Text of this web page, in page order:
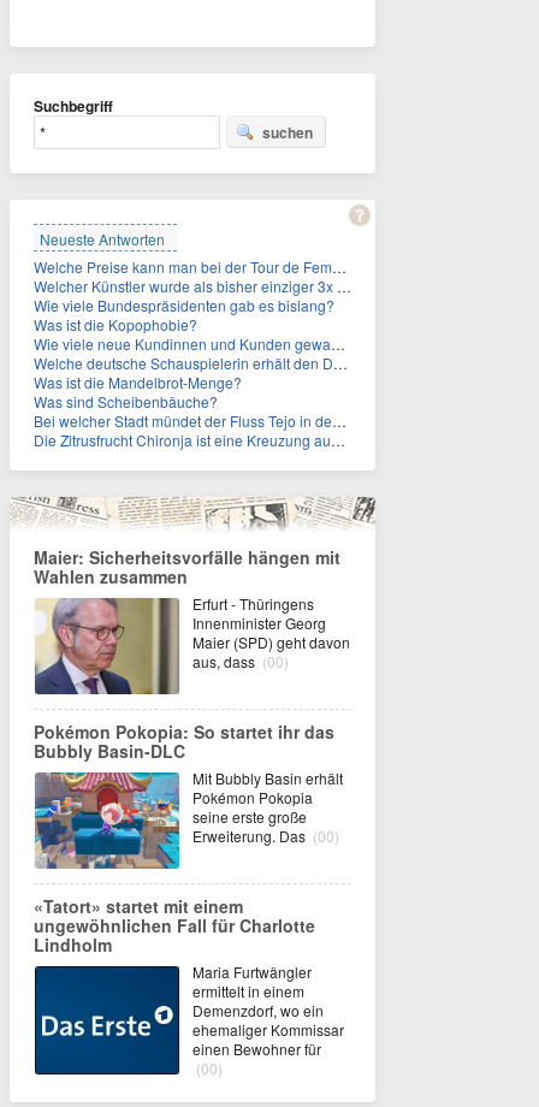
Suchbegriff
suchen
Neueste Antworten
Welche Preise kann man bei der Tour de Femmes 2026 gewinnen?
Welcher Künstler wurde als bisher einziger 3x in die Rock and Roll Hall of Fame aufgenommen?
Wie viele Bundespräsidenten gab es bislang?
Was ist die Kopophobie?
Wie viele neue Kundinnen und Kunden gewann MagentaTV allein durch die WM hinzu?
Welche deutsche Schauspielerin erhält den Deutschen Kulturpolitikpreis?
Was ist die Mandelbrot-Menge?
Was sind Scheibenbäuche?
Bei welcher Stadt mündet der Fluss Tejo in den Atlantik?
Die Zitrusfrucht Chironja ist eine Kreuzung aus welchen Früchten?
Maier: Sicherheitsvorfälle hängen mit
Wahlen zusammen
Erfurt - Thüringens
Innenminister Georg
Maier (SPD) geht davon
aus, dass (00)
Pokémon Pokopia: So startet ihr das
Bubbly Basin-DLC
Mit Bubbly Basin erhält
Pokémon Pokopia
seine erste große
Erweiterung. Das (00)
«Tatort» startet mit einem
ungewöhnlichen Fall für Charlotte
Lindholm
Maria Furtwängler
ermittelt in einem
Demenzdorf, wo ein
ehemaliger Kommissar
einen Bewohner für
(00)